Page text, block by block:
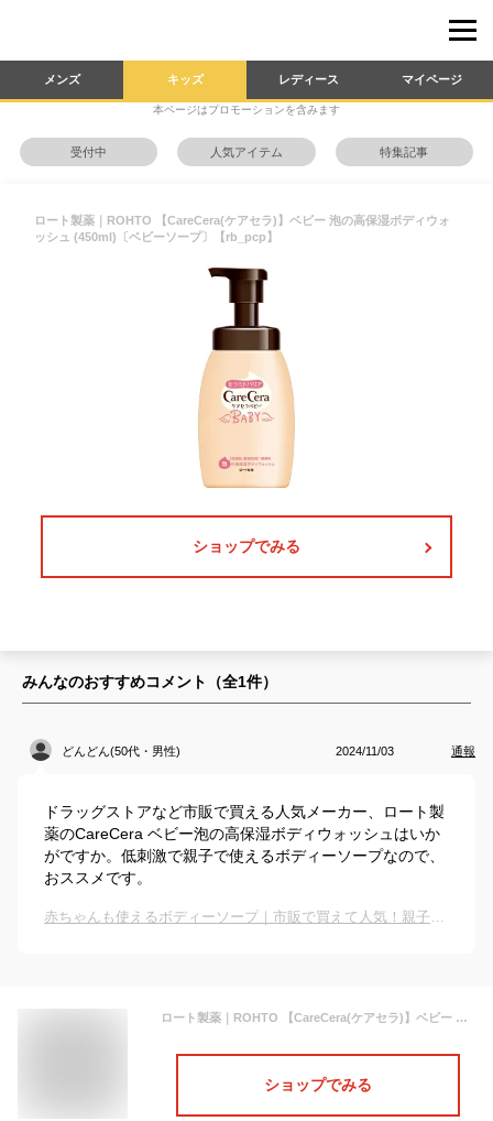
メンズ キッズ レディース マイページ
本ページはプロモーションを含みます
受付中 人気アイテム 特集記事
ロート製薬｜ROHTO 【CareCera(ケアセラ)】ベビー 泡の高保湿ボディウォ
ッシュ (450ml)〔ベビーソープ〕【rb_pcp】
ショップでみる
みんなのおすすめコメント（全1件）
どんどん(50代・男性) 2024/11/03 通報
ドラッグストアなど市販で買える人気メーカー、ロート製
薬のCareCera ベビー泡の高保湿ボディウォッシュはいか
がですか。低刺激で親子で使えるボディーソープなので、
おススメです。
赤ちゃんも使えるボディーソープ｜市販で買えて人気！親子で使えるボディーシャンプーのおすすめは？
ロート製薬｜ROHTO 【CareCera(ケアセラ)】ベビー 泡の高保湿ボディウォッシュ (450ml)〔ベビーソープ〕【rb_pcp】
ショップでみる